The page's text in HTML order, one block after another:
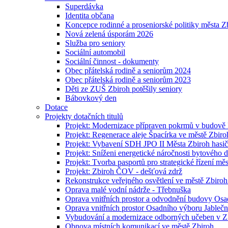
Superdávka
Identita občana
Koncepce rodinné a proseniorské politiky města
Nová zelená úsporám 2026
Služba pro seniory
Sociální automobil
Sociální činnost - dokumenty
Obec přátelská rodině a seniorům 2024
Obec přátelská rodině a seniorům 2023
Děti ze ZUŠ Zbiroh potěšily seniory
Bábovkový den
Dotace
Projekty dotačních titulů
Projekt: Modernizace přípraven pokrmů v budově
Projekt: Regenerace aleje Špacírka ve městě
Projekt: Vybavení SDH JPO II Města Zbiroh
Projekt: Sníženi energetické náročnosti
Projekt: Tvorba pasportů pro strategické řízení
Projekt: Zbiroh ČOV - dešťová zdrž
Rekonstrukce veřejného osvětlení ve městě
Oprava malé vodní nádrže - Třebnuška
Oprava vnitřních prostor a odvodnění budovy
Oprava vnitřních prostor Osadního výboru
Vybudování a modernizace odborných učeben v
Obnova místních komunikací ve městě Zbiroh